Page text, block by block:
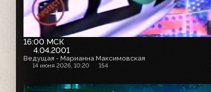
16:00 МСК
4.04.2001
Ведущая - Марианна Максимовская
14 июня 2026, 10:20 154